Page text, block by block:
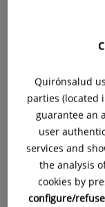
Hospital
C/ Juan
910
Datos
Quirónsalud
parties (located
guarantee an
user
services and
the analysis
cookies by
configure/